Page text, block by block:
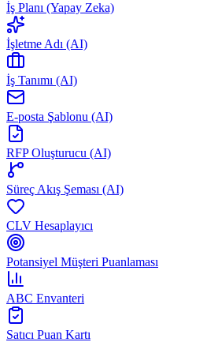
İş Planı (Yapay Zeka)
İşletme Adı (AI)
İş Tanımı (AI)
E-posta Şablonu (AI)
RFP Oluşturucu (AI)
Süreç Akış Şeması (AI)
CLV Hesaplayıcı
Potansiyel Müşteri Puanlaması
ABC Envanteri
Satıcı Puan Kartı